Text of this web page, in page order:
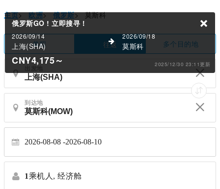
主页> 欧洲> 俄罗斯> 莫斯科
单程 往返 多个目的地
出发地
到达地
2026-08-08 2026-08-10
1乘机人, 经济舱
俄罗斯GO ! 立即搜寻！
2026/09/14
上海(SHA)
2026/09/18
莫斯科
CNY4,175～ 2025/12/30 23:11更新